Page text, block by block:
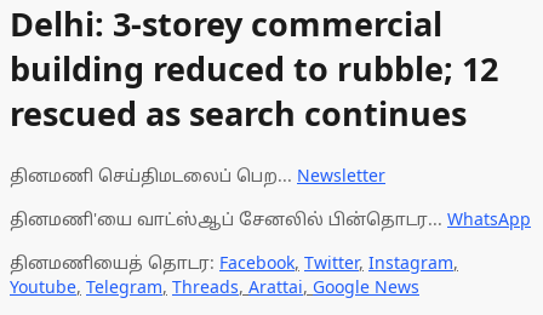
Delhi: 3-storey commercial
building reduced to rubble; 12
rescued as search continues
தினமணி செய்திமடலைப் பெற... Newsletter
தினமணி'யை வாட்ஸ்ஆப் சேனலில் பின்தொடர... WhatsApp
தினமணியைத் தொடர: Facebook, Twitter, Instagram,
Youtube, Telegram, Threads, Arattai, Google News